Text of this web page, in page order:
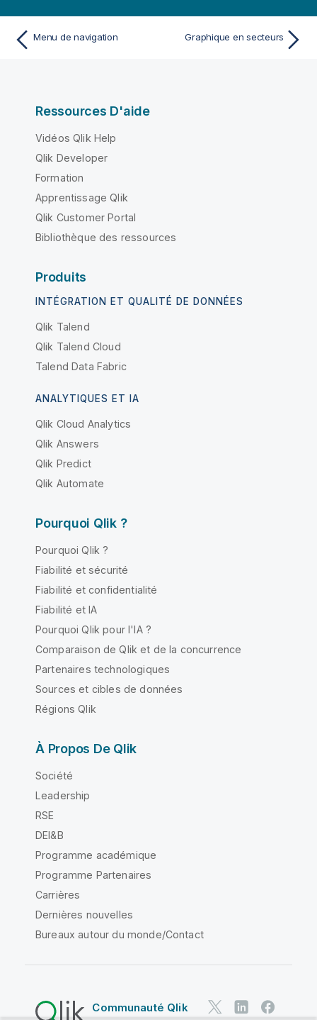
Menu de navigation Graphique en secteurs
Ressources D'aide
Vidéos Qlik Help
Qlik Developer
Formation
Apprentissage Qlik
Qlik Customer Portal
Bibliothèque des ressources
Produits
INTÉGRATION ET QUALITÉ DE DONNÉES
Qlik Talend
Qlik Talend Cloud
Talend Data Fabric
ANALYTIQUES ET IA
Qlik Cloud Analytics
Qlik Answers
Qlik Predict
Qlik Automate
Pourquoi Qlik ?
Pourquoi Qlik ?
Fiabilité et sécurité
Fiabilité et confidentialité
Fiabilité et IA
Pourquoi Qlik pour l'IA ?
Comparaison de Qlik et de la concurrence
Partenaires technologiques
Sources et cibles de données
Régions Qlik
À Propos De Qlik
Société
Leadership
RSE
DEI&B
Programme académique
Programme Partenaires
Carrières
Dernières nouvelles
Bureaux autour du monde/Contact
Communauté Qlik